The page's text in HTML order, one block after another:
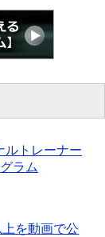
ルトレーナー
ラム
を動画で公